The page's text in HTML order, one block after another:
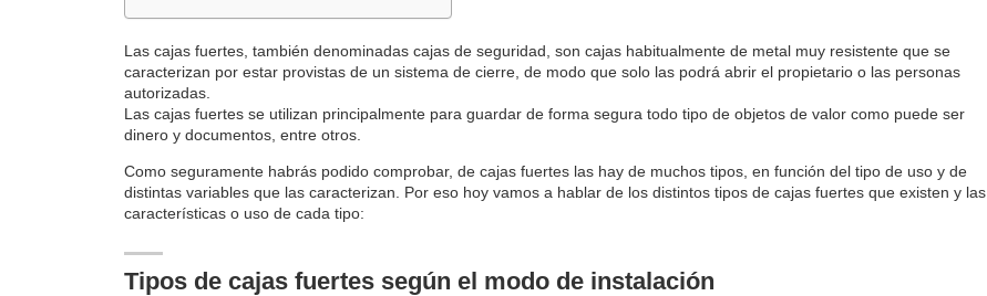
Las cajas fuertes, también denominadas cajas de seguridad, son cajas habitualmente de metal muy resistente que se
caracterizan por estar provistas de un sistema de cierre, de modo que solo las podrá abrir el propietario o las personas
autorizadas.
Las cajas fuertes se utilizan principalmente para guardar de forma segura todo tipo de objetos de valor como puede ser
dinero y documentos, entre otros.
Como seguramente habrás podido comprobar, de cajas fuertes las hay de muchos tipos, en función del tipo de uso y de
distintas variables que las caracterizan. Por eso hoy vamos a hablar de los distintos tipos de cajas fuertes que existen y las
características o uso de cada tipo:
Tipos de cajas fuertes según el modo de instalación